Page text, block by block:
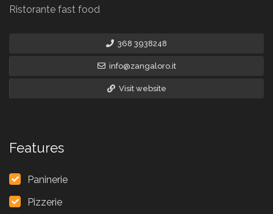
Ristorante fast food
368 3938248
info@zangaloro.it
Visit website
Features
Paninerie
Pizzerie